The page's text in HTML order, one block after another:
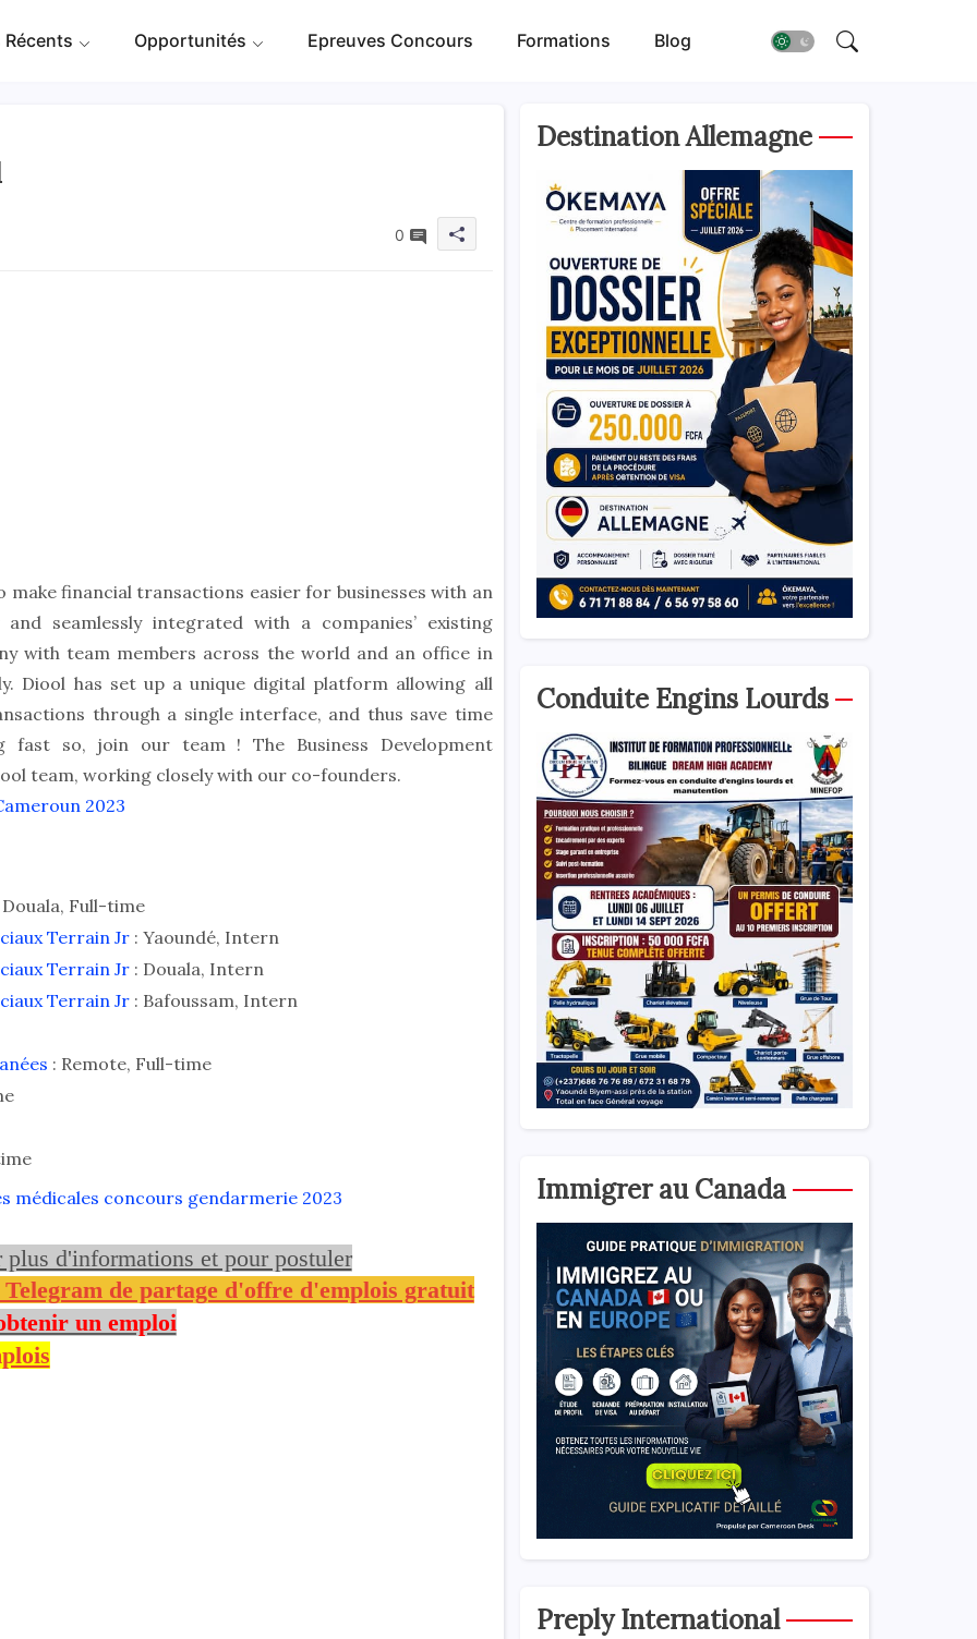
Récents Opportunités Epreuves Concours Formations Blog
0
financial transactions easier for businesses with an
seamlessly integrated with a companies’ existing
with team members across the world and an office in
Diool has set up a unique digital platform allowing all
through a single interface, and thus save time
fast so, join our team ! The Business Development
team, working closely with our co-founders.
2023
Full-time
Terrain Jr: Yaoundé, Intern
Terrain Jr: Douala, Intern
Terrain Jr: Bafoussam, Intern
: Remote, Full-time
médicales concours gendarmerie 2023
d'informations et pour postuler
de partage d'offre d'emplois gratuit
un emploi
Destination Allemagne
Conduite Engins Lourds
Immigrer au Canada
Preply International